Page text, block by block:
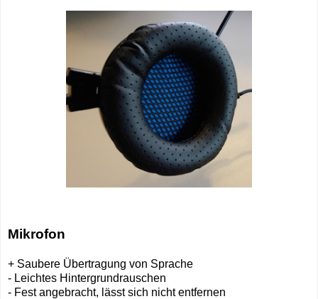
Mikrofon
+ Saubere Übertragung von Sprache
- Leichtes Hintergrundrauschen
- Fest angebracht, lässt sich nicht entfernen